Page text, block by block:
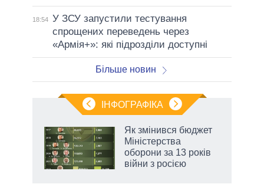
18:54 У ЗСУ запустили тестування
спрощених переведень через
«Армія+»: які підрозділи доступні
Більше новин
ІНФОГРАФІКА
Як змінився бюджет
Міністерства
оборони за 13 років
війни з росією